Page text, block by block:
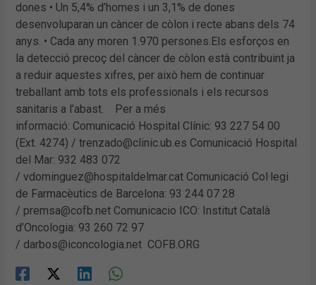
dones • Un 5,4% d’homes i un 3,1% de dones
desenvoluparan un càncer de còlon i recte abans dels 74
anys. • Cada any moren 1.970 persones.Els esforços en
la detecció precoç del càncer de còlon està contribuint ja
a reduir aquestes xifres, per això hem de continuar
treballant amb tots els professionals i els recursos
sanitaris a l’abast. Per a més
informació: Comunicació Hospital Clínic: 93 227 54 00
(Ext. 4274) / trenzado@clinic.ub.es Comunicació Hospital
del Mar: 932 483 072
/ vdominguez@hospitaldelmar.cat Comunicació Col·legi
de Farmacèutics de Barcelona: 93 244 07 28
/ premsa@cofb.net Comunicacio ICO: Institut Català
d’Oncologia: 93 260 72 97
/ darbos@iconcologia.net COFB.ORG